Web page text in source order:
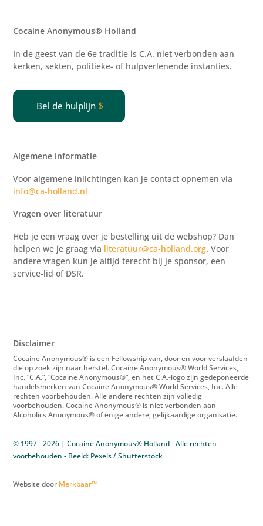
Cocaine Anonymous® Holland
In de geest van de 6e traditie is C.A. niet verbonden aan
kerken, sekten, politieke- of hulpverlenende instanties.
Bel de hulplijn
Algemene informatie
Voor algemene inlichtingen kan je contact opnemen via
info@ca-holland.nl
Vragen over literatuur
Heb je een vraag over je bestelling uit de webshop? Dan
helpen we je graag via literatuur@ca-holland.org. Voor
andere vragen kun je altijd terecht bij je sponsor, een
service-lid of DSR.
Disclaimer
Cocaine Anonymous® is een Fellowship van, door en voor verslaafden
die op zoek zijn naar herstel. Cocaine Anonymous® World Services,
Inc. “C.A.”, “Cocaïne Anonymous®”, en het C.A.-logo zijn gedeponeerde
handelsmerken van Cocaine Anonymous® World Services, Inc. Alle
rechten voorbehouden. Alle andere rechten zijn volledig
voorbehouden. Cocaïne Anonymous® is niet verbonden aan
Alcoholics Anonymous® of enige andere, gelijkaardige organisatie.
© 1997 - 2026 | Cocaine Anonymous® Holland - Alle rechten
voorbehouden - Beeld: Pexels / Shutterstock
Website door Merkbaar™